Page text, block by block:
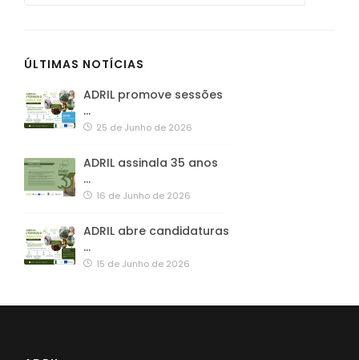
ÚLTIMAS NOTÍCIAS
ADRIL promove sessões
…
25 de Junho de 2026
ADRIL assinala 35 anos
…
16 de Junho de 2026
ADRIL abre candidaturas
…
15 de Junho de 2026